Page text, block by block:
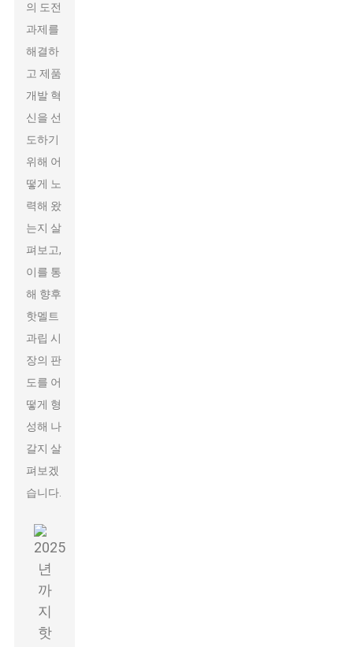
의 도전
과제를
해결하
고 제품
개발 혁
신을 선
도하기
위해 어
떻게 노
력해 왔
는지 살
펴보고,
이를 통
해 향후
핫멜트
과립 시
장의 판
도를 어
떻게 형
성해 나
갈지 살
펴보겠
습니다.